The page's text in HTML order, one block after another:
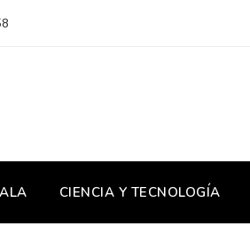
CIENCIA Y TECNOLOGÍA